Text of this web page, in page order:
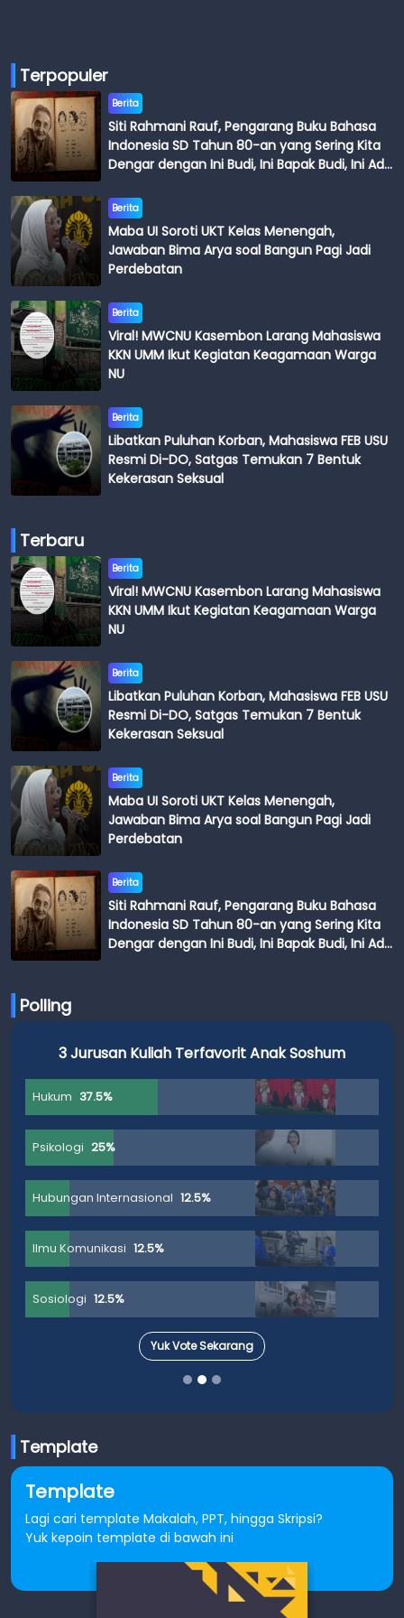
Terpopuler
Berita
Siti Rahmani Rauf, Pengarang Buku Bahasa
Indonesia SD Tahun 80-an yang Sering Kita
Dengar dengan Ini Budi, Ini Bapak Budi, Ini Adik
Berita
Maba UI Soroti UKT Kelas Menengah,
Jawaban Bima Arya soal Bangun Pagi Jadi
Perdebatan
Berita
Viral! MWCNU Kasembon Larang Mahasiswa
KKN UMM Ikut Kegiatan Keagamaan Warga
NU
Berita
Libatkan Puluhan Korban, Mahasiswa FEB USU
Resmi Di-DO, Satgas Temukan 7 Bentuk
Kekerasan Seksual
Terbaru
Berita
Viral! MWCNU Kasembon Larang Mahasiswa
KKN UMM Ikut Kegiatan Keagamaan Warga
NU
Berita
Libatkan Puluhan Korban, Mahasiswa FEB USU
Resmi Di-DO, Satgas Temukan 7 Bentuk
Kekerasan Seksual
Berita
Maba UI Soroti UKT Kelas Menengah,
Jawaban Bima Arya soal Bangun Pagi Jadi
Perdebatan
Berita
Siti Rahmani Rauf, Pengarang Buku Bahasa
Indonesia SD Tahun 80-an yang Sering Kita
Dengar dengan Ini Budi, Ini Bapak Budi, Ini Adik
Polling
3 Jurusan Kuliah Terfavorit Anak Soshum
Hukum 37.5%
Psikologi 25%
Hubungan Internasional 12.5%
Ilmu Komunikasi 12.5%
Sosiologi 12.5%
Yuk Vote Sekarang
Template
Template
Lagi cari template Makalah, PPT, hingga Skripsi?
Yuk kepoin template di bawah ini